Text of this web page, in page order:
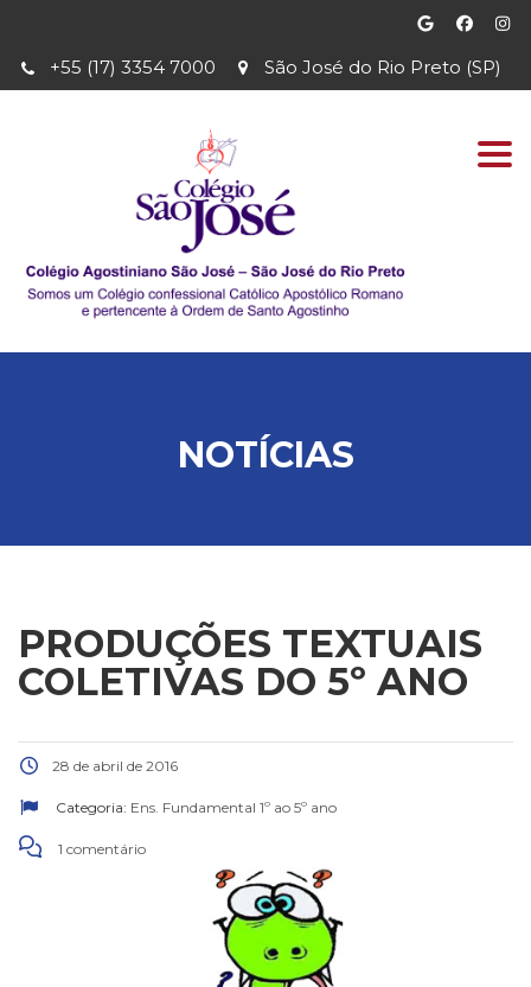
São José do Rio Preto (SP)
+55 (17) 3354 7000
NOTÍCIAS
PRODUÇÕES TEXTUAIS
COLETIVAS DO 5º ANO
28 de abril de 2016
Categoria: Ens. Fundamental 1º ao 5º ano
1 comentário